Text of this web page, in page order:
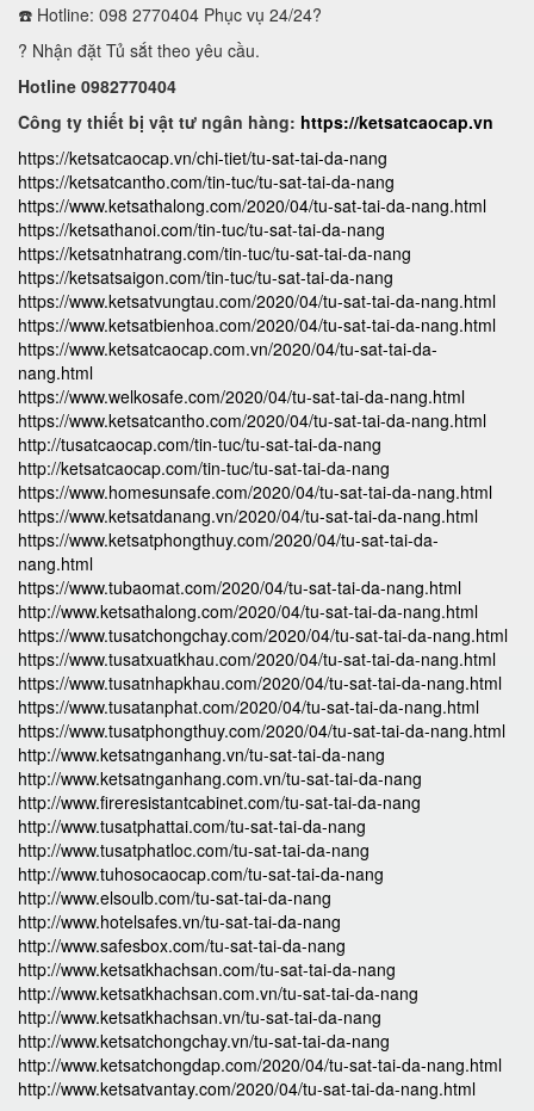
☎️ Hotline: 098 2770404 Phục vụ 24/24?
? Nhận đặt Tủ sắt theo yêu cầu.
Hotline 0982770404
Công ty thiết bị vật tư ngân hàng: https://ketsatcaocap.vn
https://ketsatcaocap.vn/chi-tiet/tu-sat-tai-da-nang
https://ketsatcantho.com/tin-tuc/tu-sat-tai-da-nang
https://www.ketsathalong.com/2020/04/tu-sat-tai-da-nang.html
https://ketsathanoi.com/tin-tuc/tu-sat-tai-da-nang
https://ketsatnhatrang.com/tin-tuc/tu-sat-tai-da-nang
https://ketsatsaigon.com/tin-tuc/tu-sat-tai-da-nang
https://www.ketsatvungtau.com/2020/04/tu-sat-tai-da-nang.html
https://www.ketsatbienhoa.com/2020/04/tu-sat-tai-da-nang.html
https://www.ketsatcaocap.com.vn/2020/04/tu-sat-tai-da-
nang.html
https://www.welkosafe.com/2020/04/tu-sat-tai-da-nang.html
https://www.ketsatcantho.com/2020/04/tu-sat-tai-da-nang.html
http://tusatcaocap.com/tin-tuc/tu-sat-tai-da-nang
http://ketsatcaocap.com/tin-tuc/tu-sat-tai-da-nang
https://www.homesunsafe.com/2020/04/tu-sat-tai-da-nang.html
https://www.ketsatdanang.vn/2020/04/tu-sat-tai-da-nang.html
https://www.ketsatphongthuy.com/2020/04/tu-sat-tai-da-
nang.html
https://www.tubaomat.com/2020/04/tu-sat-tai-da-nang.html
http://www.ketsathalong.com/2020/04/tu-sat-tai-da-nang.html
https://www.tusatchongchay.com/2020/04/tu-sat-tai-da-nang.html
https://www.tusatxuatkhau.com/2020/04/tu-sat-tai-da-nang.html
https://www.tusatnhapkhau.com/2020/04/tu-sat-tai-da-nang.html
https://www.tusatanphat.com/2020/04/tu-sat-tai-da-nang.html
https://www.tusatphongthuy.com/2020/04/tu-sat-tai-da-nang.html
http://www.ketsatnganhang.vn/tu-sat-tai-da-nang
http://www.ketsatnganhang.com.vn/tu-sat-tai-da-nang
http://www.fireresistantcabinet.com/tu-sat-tai-da-nang
http://www.tusatphattai.com/tu-sat-tai-da-nang
http://www.tusatphatloc.com/tu-sat-tai-da-nang
http://www.tuhosocaocap.com/tu-sat-tai-da-nang
http://www.elsoulb.com/tu-sat-tai-da-nang
http://www.hotelsafes.vn/tu-sat-tai-da-nang
http://www.safesbox.com/tu-sat-tai-da-nang
http://www.ketsatkhachsan.com/tu-sat-tai-da-nang
http://www.ketsatkhachsan.com.vn/tu-sat-tai-da-nang
http://www.ketsatkhachsan.vn/tu-sat-tai-da-nang
http://www.ketsatchongchay.vn/tu-sat-tai-da-nang
http://www.ketsatchongdap.com/2020/04/tu-sat-tai-da-nang.html
http://www.ketsatvantay.com/2020/04/tu-sat-tai-da-nang.html